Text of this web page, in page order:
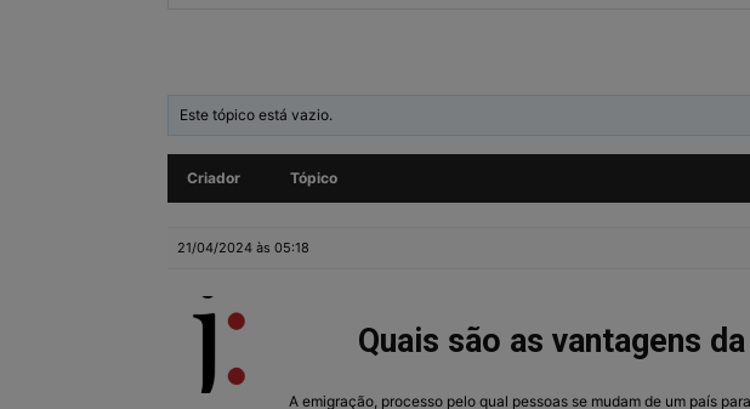
Este tópico está vazio.
Criador Tópico
21/04/2024 às 05:18
Quais são as vantagens
A emigração, processo pelo qual pessoas se mudam de um país